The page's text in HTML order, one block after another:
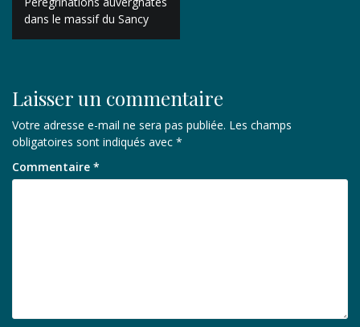
de
l’article
dans le massif du Sancy
Laisser un commentaire
Votre adresse e-mail ne sera pas publiée. Les champs
obligatoires sont indiqués avec *
Commentaire *